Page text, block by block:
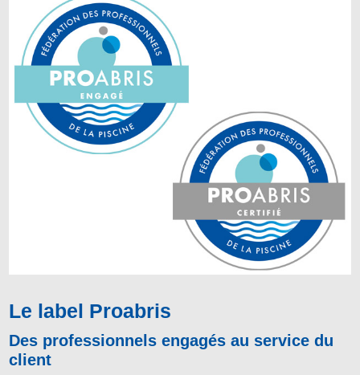
Le label Proabris
Des professionnels engagés au service du
client